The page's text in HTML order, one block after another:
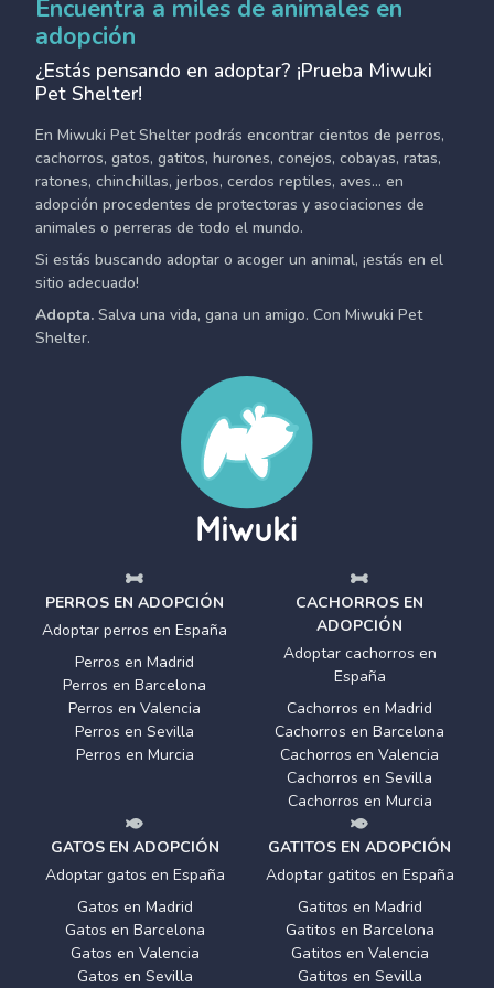
Encuentra a miles de animales en
adopción
¿Estás pensando en adoptar? ¡Prueba Miwuki
Pet Shelter!
En Miwuki Pet Shelter podrás encontrar cientos de perros,
cachorros, gatos, gatitos, hurones, conejos, cobayas, ratas,
ratones, chinchillas, jerbos, cerdos reptiles, aves... en
adopción procedentes de protectoras y asociaciones de
animales o perreras de todo el mundo.
Si estás buscando adoptar o acoger un animal, ¡estás en el
sitio adecuado!
Adopta. Salva una vida, gana un amigo. Con Miwuki Pet
Shelter.
PERROS EN ADOPCIÓN
Adoptar perros en España
Perros en Madrid
Perros en Barcelona
Perros en Valencia
Perros en Sevilla
Perros en Murcia
CACHORROS EN
ADOPCIÓN
Adoptar cachorros en
España
Cachorros en Madrid
Cachorros en Barcelona
Cachorros en Valencia
Cachorros en Sevilla
Cachorros en Murcia
GATOS EN ADOPCIÓN
Adoptar gatos en España
Gatos en Madrid
Gatos en Barcelona
Gatos en Valencia
Gatos en Sevilla
GATITOS EN ADOPCIÓN
Adoptar gatitos en España
Gatitos en Madrid
Gatitos en Barcelona
Gatitos en Valencia
Gatitos en Sevilla